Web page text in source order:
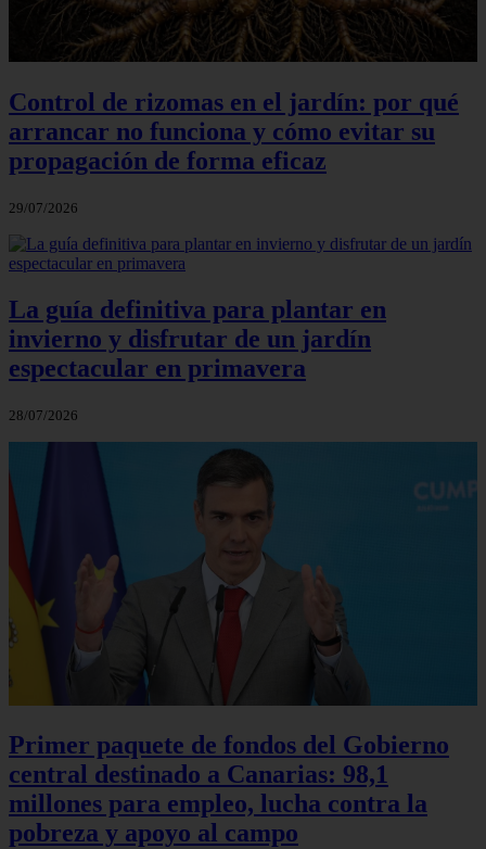
Control de rizomas en el jardín: por qué
arrancar no funciona y cómo evitar su
propagación de forma eficaz
29/07/2026
La guía definitiva para plantar en
invierno y disfrutar de un jardín
espectacular en primavera
28/07/2026
Primer paquete de fondos del Gobierno
central destinado a Canarias: 98,1
millones para empleo, lucha contra la
pobreza y apoyo al campo